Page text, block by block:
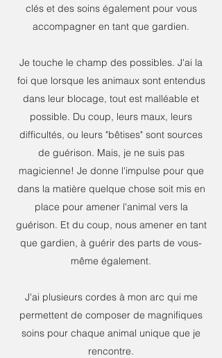
clés et des soins également pour vous
accompagner en tant que gardien.
Je touche le champ des possibles. J'ai la
foi que lorsque les animaux sont entendus
dans leur blocage, tout est malléable et
possible. Du coup, leurs maux, leurs
difficultés, ou leurs "bêtises" sont sources
de guérison. Mais, je ne suis pas
magicienne! Je donne l'impulse pour que
dans la matière quelque chose soit mis en
place pour amener l'animal vers la
guérison. Et du coup, nous amener en tant
que gardien, à guérir des parts de vous-
même également.
J'ai plusieurs cordes à mon arc qui me
permettent de composer de magnifiques
soins pour chaque animal unique que je
rencontre.